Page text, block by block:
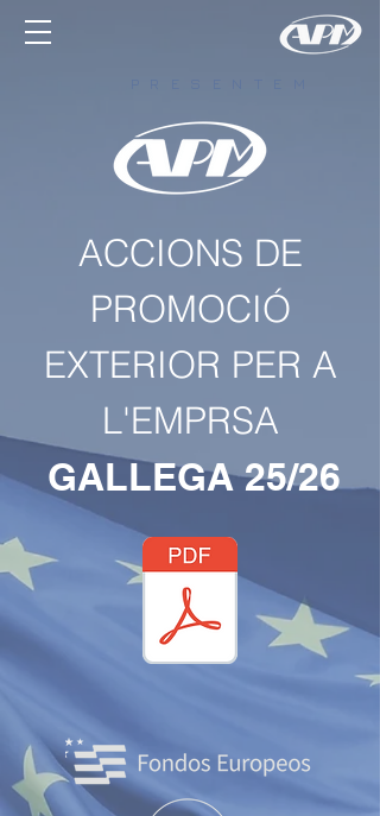
ACCIONS DE
PROMOCIÓ
EXTERIOR PER A
L'EMPRSA
GALLEGA 25/26